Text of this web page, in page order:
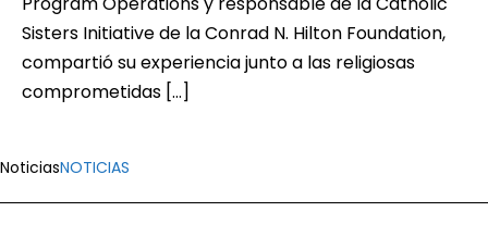
Sisters Initiative de la Conrad N. Hilton Foundation,
compartió su experiencia junto a las religiosas
comprometidas […]
NoticiasNOTICIAS